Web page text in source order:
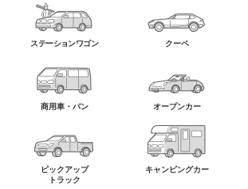
ステーションワゴン クーペ
商用車・バン オープンカー
ピックアップ
トラック
キャンピングカー